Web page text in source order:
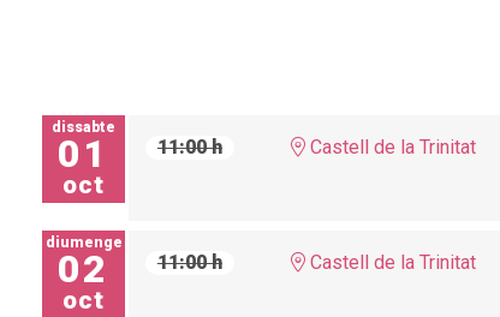
dissabte
01
oct
11:00 h Castell de la Trinitat
diumenge
02
oct
11:00 h Castell de la Trinitat